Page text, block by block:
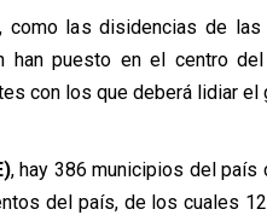
como las disidencias de las
han puesto en el centro
con los que deberá lidiar el
, hay 386 municipios del país
del país, de los cuales